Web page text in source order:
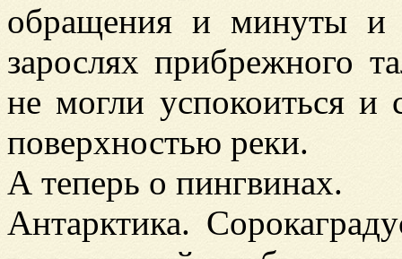
обращения и минуты и
зарослях прибрежного
не могли успокоиться
поверхностью реки.
А теперь о пингвинах.
Антарктика.